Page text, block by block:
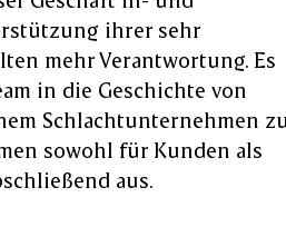
ihrer sehr
mehr Verantwortung. Es
in die Geschichte von
Schlachtunternehmen zu
sowohl für Kunden als
aus.